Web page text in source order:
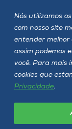
Nós utilizamos
com nosso site
entender melhor
assim podemos
você. Para mais
cookies que
Privacidade.
Siga a
Política de privacidade